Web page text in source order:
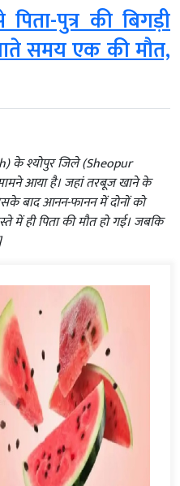
पुत्र की बिगड़ी
समय एक की मौत,
के श्योपुर जिले (Sheopur
आया है। जहां तरबूज खाने के
बाद आनन-फानन में दोनों को
में ही पिता की मौत हो गई। जबकि